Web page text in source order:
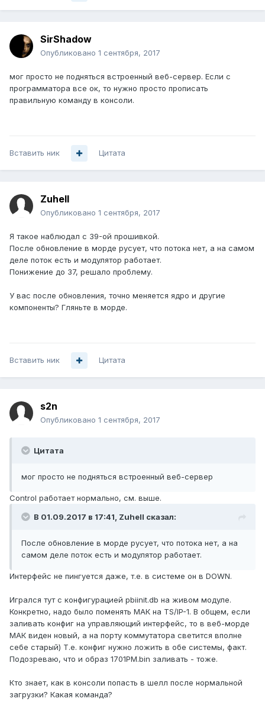
SirShadow
Опубликовано 1 сентября, 2017
мог просто не подняться встроенный веб-сервер. Если с
программатора все ок, то нужно просто прописать
правильную команду в консоли.
Вставить ник Цитата
Zuhell
Опубликовано 1 сентября, 2017
Я такое наблюдал с 39-ой прошивкой.
После обновление в морде русует, что потока нет, а на самом
деле поток есть и модулятор работает.
Понижение до 37, решало проблему.
У вас после обновления, точно меняется ядро и другие
компоненты? Гляньте в морде.
Вставить ник Цитата
s2n
Опубликовано 1 сентября, 2017
Цитата
мог просто не подняться встроенный веб-сервер
Control работает нормально, см. выше.
В 01.09.2017 в 17:41, Zuhell сказал:
После обновление в морде русует, что потока нет, а на
самом деле поток есть и модулятор работает.
Интерфейс не пингуется даже, т.е. в системе он в DOWN.
Игрался тут с конфигурацией pbiinit.db на живом модуле.
Конкретно, надо было поменять МАК на TS/IP-1. В общем, если
заливать конфиг на управляющий интерфейс, то в веб-морде
МАК виден новый, а на порту коммутатора светится вполне
себе старый) Т.е. конфиг нужно ложить в обе системы, факт.
Подозреваю, что и образ 1701PM.bin заливать - тоже.
Кто знает, как в консоли попасть в шелл после нормальной
загрузки? Какая команда?